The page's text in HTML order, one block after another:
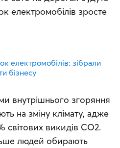
електромобілів зросте
електромобілів: зібрали
бізнесу
внутрішнього згоряння
на зміну клімату, адже
викидів CO2.
людей обирають